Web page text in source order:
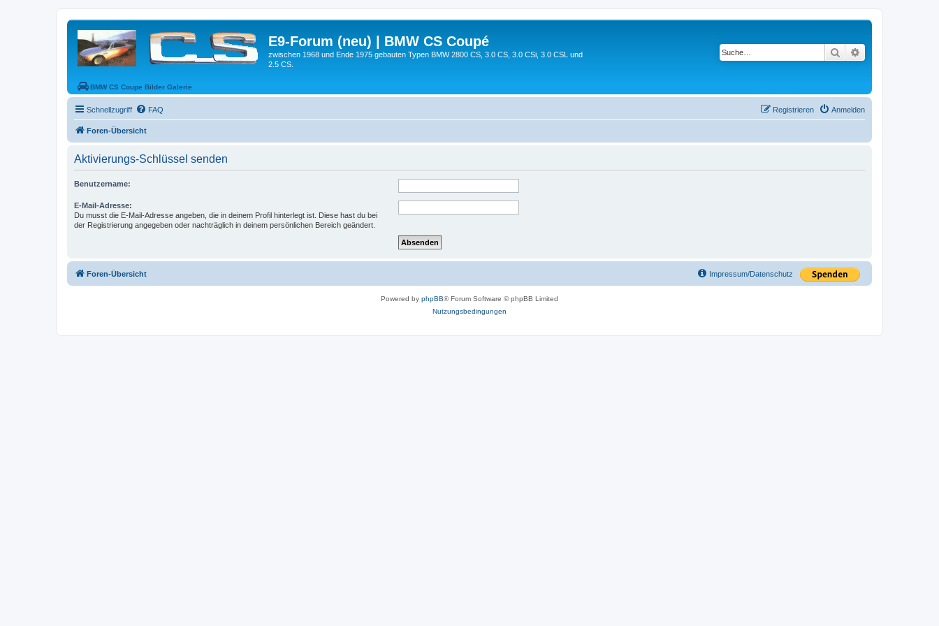
E9-Forum (neu) | BMW CS Coupé
zwischen 1968 und Ende 1975 gebauten Typen BMW 2800 CS, 3.0 CS, 3.0 CSi, 3.0 CSL und
2.5 CS.
BMW CS Coupe Bilder Galerie
Suche
Schnellzugriff FAQ Anmelden
Registrieren
Foren-Übersicht
Aktivierungs-Schlüssel senden
Benutzername:
E-Mail-Adresse:
Du musst die E-Mail-Adresse angeben, die in deinem Profil hinterlegt ist. Diese hast du bei
der Registrierung angegeben oder nachträglich in deinem persönlichen Bereich geändert.
Foren-Übersicht Impressum/Datenschutz
Powered by phpBB® Forum Software © phpBB Limited
Nutzungsbedingungen